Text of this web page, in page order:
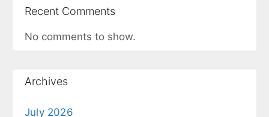
Recent Comments
No comments to show.
Archives
July 2026